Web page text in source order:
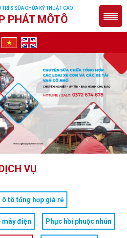
& SỮA CHỮA KỸ THUẬT CAO
PHÁT MÔTÔ
VỤ
ô tô tổng hợp giá rẻ
máy điện Phục hồi phuộc nhún